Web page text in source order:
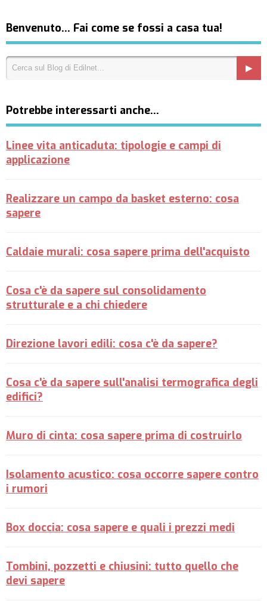
Benvenuto… Fai come se fossi a casa tua!
Potrebbe interessarti anche…
Linee vita anticaduta: tipologie e campi di
applicazione
Realizzare un campo da basket esterno: cosa
sapere
Caldaie murali: cosa sapere prima dell'acquisto
Cosa c'è da sapere sul consolidamento
strutturale e a chi chiedere
Direzione lavori edili: cosa c'è da sapere?
Cosa c'è da sapere sull'analisi termografica degli
edifici?
Muro di cinta: cosa sapere prima di costruirlo
Isolamento acustico: cosa occorre sapere contro
i rumori
Box doccia: cosa sapere e quali i prezzi medi
Tombini, pozzetti e chiusini: tutto quello che
devi sapere